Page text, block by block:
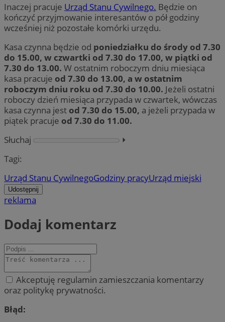
Inaczej pracuje Urząd Stanu Cywilnego. Będzie on
kończyć przyjmowanie interesantów o pół godziny
wcześniej niż pozostałe komórki urzędu.
Kasa czynna będzie od poniedziałku do środy od 7.30
do 15.00, w czwartki od 7.30 do 17.00, w piątki od
7.30 do 13.00. W ostatnim roboczym dniu miesiąca
kasa pracuje od 7.30 do 13.00, a w ostatnim
roboczym dniu roku od 7.30 do 10.00. Jeżeli ostatni
roboczy dzień miesiąca przypada w czwartek, wówczas
kasa czynna jest od 7.30 do 15.00, a jeżeli przypada w
piątek pracuje od 7.30 do 11.00.
Słuchaj
⏵︎
Tagi:
Urząd Stanu CywilnegoGodziny pracyUrząd miejski
Udostępnij
reklama
Dodaj komentarz
Akceptuję regulamin zamieszczania komentarzy
oraz politykę prywatności.
Błąd: